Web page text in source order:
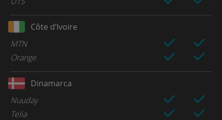
Côte d’Ivoire
MTN
Orange
Dinamarca
Nuuday
Telia